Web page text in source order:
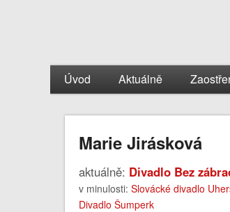
Úvod Aktuálně
Marie Jirásková
aktuálně: Divadlo Bez
v minulosti:Slovácké divadlo
Divadlo Šumperk